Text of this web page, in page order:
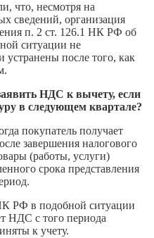
что, несмотря на
сведений, организация
п. 2 ст. 126.1 НК РФ об
ситуации не
после того, как
НДС к вычету, если
в следующем квартале?
покупатель получает
завершения налогового
(работы, услуги)
срока представления
РФ в подобной ситуации
НДС с того периода
к учету.